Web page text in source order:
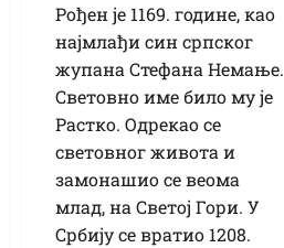
Рођен је 1169. године, као
најмлађи син српског
жупана Стефана Немање.
Световно име било му је
Растко. Одрекао се
световног живота и
замонашио се веома
млад, на Светој Гори. У
Србију се вратио 1208.